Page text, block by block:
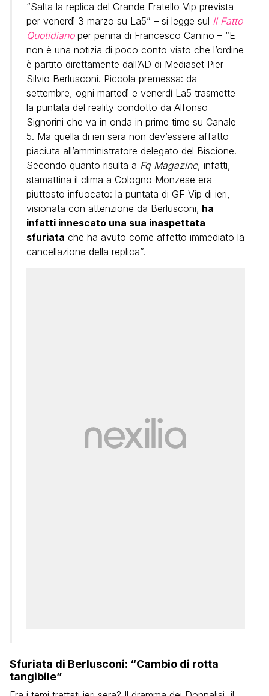
“Salta la replica del Grande Fratello Vip prevista
per venerdì 3 marzo su La5” – si legge sul Il Fatto
Quotidianoper penna di Francesco Canino – “E
non è una notizia di poco conto visto che l’ordine
è partito direttamente dall’AD di Mediaset Pier
Silvio Berlusconi. Piccola premessa: da
settembre, ogni martedì e venerdì La5 trasmette
la puntata del reality condotto da Alfonso
Signorini che va in onda in prime time su Canale
5. Ma quella di ieri sera non dev’essere affatto
piaciuta all’amministratore delegato del Biscione.
Secondo quanto risulta a Fq Magazine, infatti,
stamattina il clima a Cologno Monzese era
piuttosto infuocato: la puntata di GF Vip di ieri,
visionata con attenzione da Berlusconi, ha
infatti innescato una sua inaspettata
sfuriata che ha avuto come affetto immediato la
cancellazione della replica”.
Sfuriata di Berlusconi: “Cambio di rotta
tangibile”